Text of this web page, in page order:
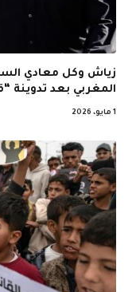
زياش وكل معادي
المغربي بعد تدوينة
1 مايو، 2026